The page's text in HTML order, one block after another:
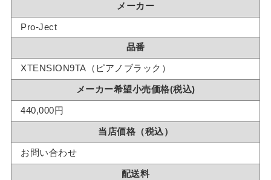
メーカー
Pro-Ject
品番
XTENSION9TA（ピアノブラック）
メーカー希望小売価格(税込)
440,000円
当店価格（税込）
お問い合わせ
配送料